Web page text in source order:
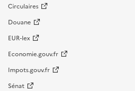
Circulaires
Douane
EUR-lex
Economie.gouv.fr
Impots.gouv.fr
Sénat